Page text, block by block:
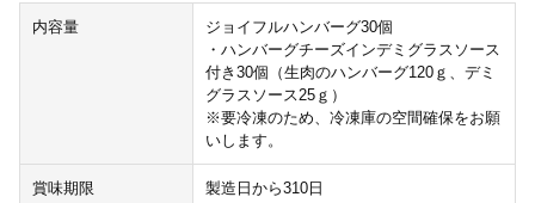
内容量
ジョイフルハンバーグ30個
・ハンバーグチーズインデミグラスソース
付き30個（生肉のハンバーグ120ｇ、デミ
グラスソース25ｇ）
※要冷凍のため、冷凍庫の空間確保をお願
いします。
賞味期限 製造日から310日